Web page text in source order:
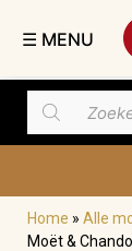
☰ MENU
Nu besteld,
Home » Alle
Moët &